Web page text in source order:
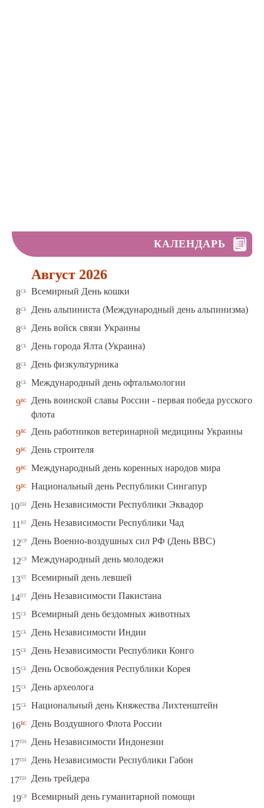
КАЛЕНДАРЬ
Август 2026
8сб Всемирный День кошки
8сб День альпиниста (Международный день альпинизма)
8сб День войск связи Украины
8сб День города Ялта (Украина)
8сб День физкультурника
8сб Международный день офтальмологии
9вс
День воинской славы России - первая победа русского
флота
9вс День работников ветеринарной медицины Украины
9вс День строителя
9вс Международный день коренных народов мира
9вс Национальный день Республики Сингапур
10пн День Независимости Республики Эквадор
11 вт День Независимости Республики Чад
12ср День Военно-воздушных сил РФ (День ВВС)
12ср Международный день молодежи
13чт Всемирный день левшей
14пт День Независимости Пакистана
15сб Всемирный день бездомных животных
15сб День Независимости Индии
15сб День Независимости Республики Конго
15сб День Освобождения Республики Корея
15сб День археолога
15сб Национальный день Княжества Лихтенштейн
16вс День Воздушного Флота России
17пн День Независимости Индонезии
17пн День Независимости Республики Габон
17пн День трейдера
19ср Всемирный день гуманитарной помощи